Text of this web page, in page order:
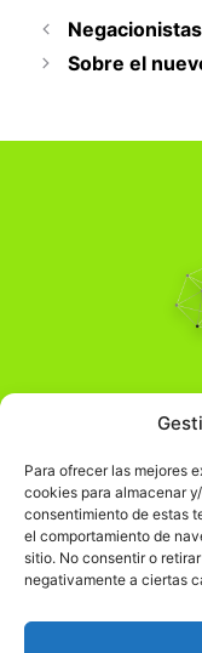
Para ofrecer las mejores
cookies para almacenar
consentimiento de estas
el comportamiento de
sitio. No consentir o
negativamente a ciertas
Sobre el
჻